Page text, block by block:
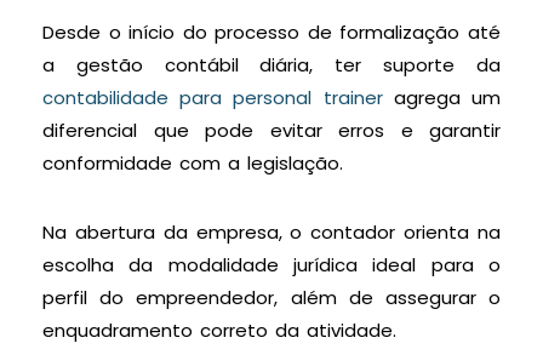
Desde o início do processo de formalização até
a gestão contábil diária, ter suporte da
contabilidade para personal traineragrega um
diferencial que pode evitar erros e garantir
conformidade com a legislação.
Na abertura da empresa, o contador orienta na
escolha da modalidade jurídica ideal para o
perfil do empreendedor, além de assegurar o
enquadramento correto da atividade.